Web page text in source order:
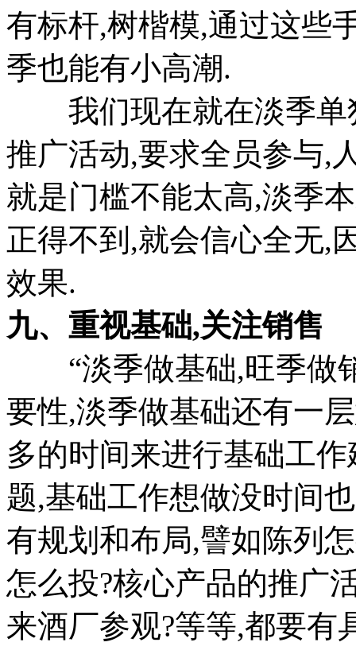
有标杆,树楷模,通过这些
季也能有小高潮.
我们现在就在淡季单
推广活动,要求全员参与,
就是门槛不能太高,淡季
正得不到,就会信心全无,
效果.
九、重视基础,关注销售
“淡季做基础,旺季做
要性,淡季做基础还有一
多的时间来进行基础工
题,基础工作想做没时间
有规划和布局,譬如陈列
怎么投?核心产品的推广
来酒厂参观?等等,都要有